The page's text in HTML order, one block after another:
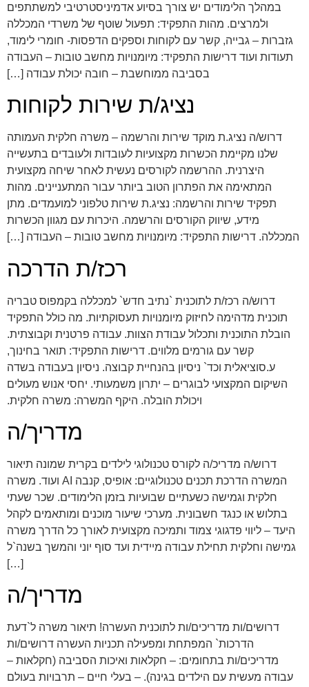
במהלך הלימודים יש צורך בסיוע אדמיניסטרטיבי למשתתפים
ולמרצים. מהות התפקיד: תפעול שוטף של משרדי המכללה
גזברות – גבייה, קשר עם לקוחות וספקים הדפסות- חומרי לימוד,
תעודות ועוד דרישות התפקיד: מיומנויות מחשב טובות – העבודה
בסביבה ממוחשבת – חובה יכולת עבודה […]
נציג/ת שירות לקוחות
דרוש/ה נציג.ת מוקד שירות והרשמה – משרה חלקית העמותה
שלנו מקיימת הכשרות מקצועיות לעובדות ולעובדים בתעשייה
היצרנית. ההרשמה לקורסים נעשית לאחר שיחה מקצועית
המתאימה את הפתרון הטוב ביותר עבור המתעניינים. מהות
תפקיד שירות והרשמה: נציג.ת שירות טלפוני למועמדים. מתן
מידע, שיווק הקורסים והרשמה. היכרות עם מגוון הכשרות
המכללה. דרישות התפקיד: מיומנויות מחשב טובות – העבודה […]
רכז/ת הדרכה
דרוש/ה רכז/ת לתוכנית `נתיב חדש` למכללה בקמפוס טבריה
תוכנית מדהימה לחיזוק מיומנויות תעסוקתיות. מה כולל התפקיד
הובלת התוכנית ותכלול עבודת הצוות. עבודה פרטנית וקבוצתית.
קשר עם גורמים מלווים. דרישות התפקיד: תואר בחינוך,
ע.סוציאלית וכד` ניסיון בהנחיית קבוצה. ניסיון בעבודה בשדה
השיקום המקצועי לבוגרים – יתרון משמעותי. יחסי אנוש מעולים
ויכולת הובלה. היקף המשרה: משרה חלקית.
מדריך/ה
דרוש/ה מדריכ/ה לקורס טכנולוגי לילדים בקרית שמונה תיאור
המשרה הדרכת תכנים טכנולוגיים: אופיס, קנבה AI ועוד. משרה
חלקית וגמישה כשעתיים שבועיות בזמן הלימודים. שכר שעתי
בתלוש או כנגד חשבונית. מערכי שיעור מוכנים ומותאמים לקהל
היעד – ליווי פדגוגי צמוד ותמיכה מקצועית לאורך כל הדרך משרה
גמישה וחלקית תחילת עבודה מיידית ועד סוף יוני והמשך בשנה`ל
[…]
מדריך/ה
דרושים/ות מדריכים/ות לתוכנית העשרה! תיאור משרה ל`דעת
הדרכות` המפתחת ומפעילה תכניות העשרה דרושים/ות
מדריכים/ות בתחומים: – חקלאות ואיכות הסביבה (חקלאות –
עבודה מעשית עם הילדים בגינה). – בעלי חיים – תרבויות בעולם